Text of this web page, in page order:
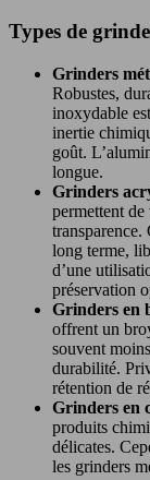
Types de
Grinders
Robustes,
inoxydable
inertie
goût.
longue.
Grinders
permettent
transparence.
long terme,
d’une
préservation
Grinders en
offrent un
souvent
durabilité.
rétention de
Grinders en
produits
délicates.
les grinders